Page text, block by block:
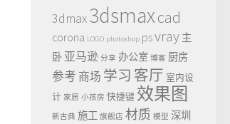
3dmax3dsmaxcad
corona LOGO photoshop psvray 主
卧 亚马逊 分享 办公室 博客 厨房
参考 商场 学习 客厅 室内设
计 家居 小孩房 快捷键 效果图
新古典 施工 旗舰店 材质 模型 深圳